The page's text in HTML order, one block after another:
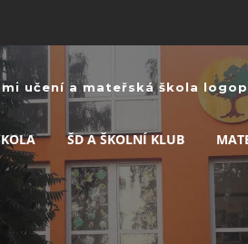
učení a mateřská škola
ŠD A ŠKOLNÍ KLUB